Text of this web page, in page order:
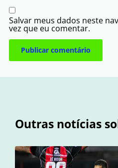
Salvar meus dados neste
vez que eu comentar.
Outras notícias